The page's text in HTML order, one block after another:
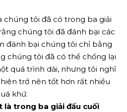
chúng tôi đã có trong ba giải
chúng tôi đã đánh bại các
đánh bại chúng tôi chỉ bằng
chúng tôi đã có thể chống lại
quá trình dài, nhưng tôi nghĩ
trở nên tốt hơn rất nhiều
khứ.
là trong ba giải đấu cuối